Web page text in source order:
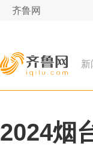
齐鲁网
新
2024烟